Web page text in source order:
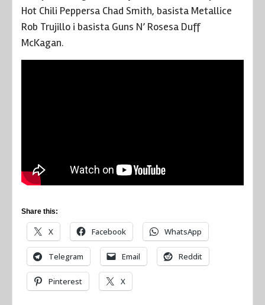
Hot Chili Peppersa Chad Smith, basista Metallice
Rob Trujillo i basista Guns N’ Rosesa Duff
McKagan.
Share this:
X Facebook WhatsApp
Telegram Email Reddit
Pinterest X